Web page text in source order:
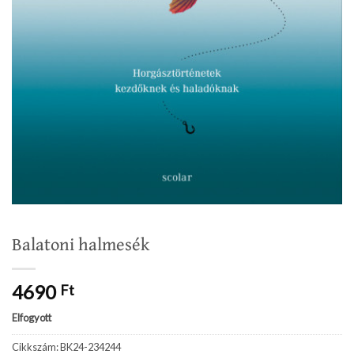
Balatoni halmesék
4690 Ft
Elfogyott
Cikkszám:BK24-234244